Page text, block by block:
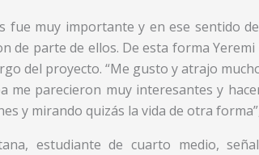
fue muy importante y en ese sentido
de parte de ellos. De esta forma
del proyecto. “Me gusto y atrajo
me parecieron muy interesantes y
y mirando quizás la vida de otra
estudiante de cuarto medio,